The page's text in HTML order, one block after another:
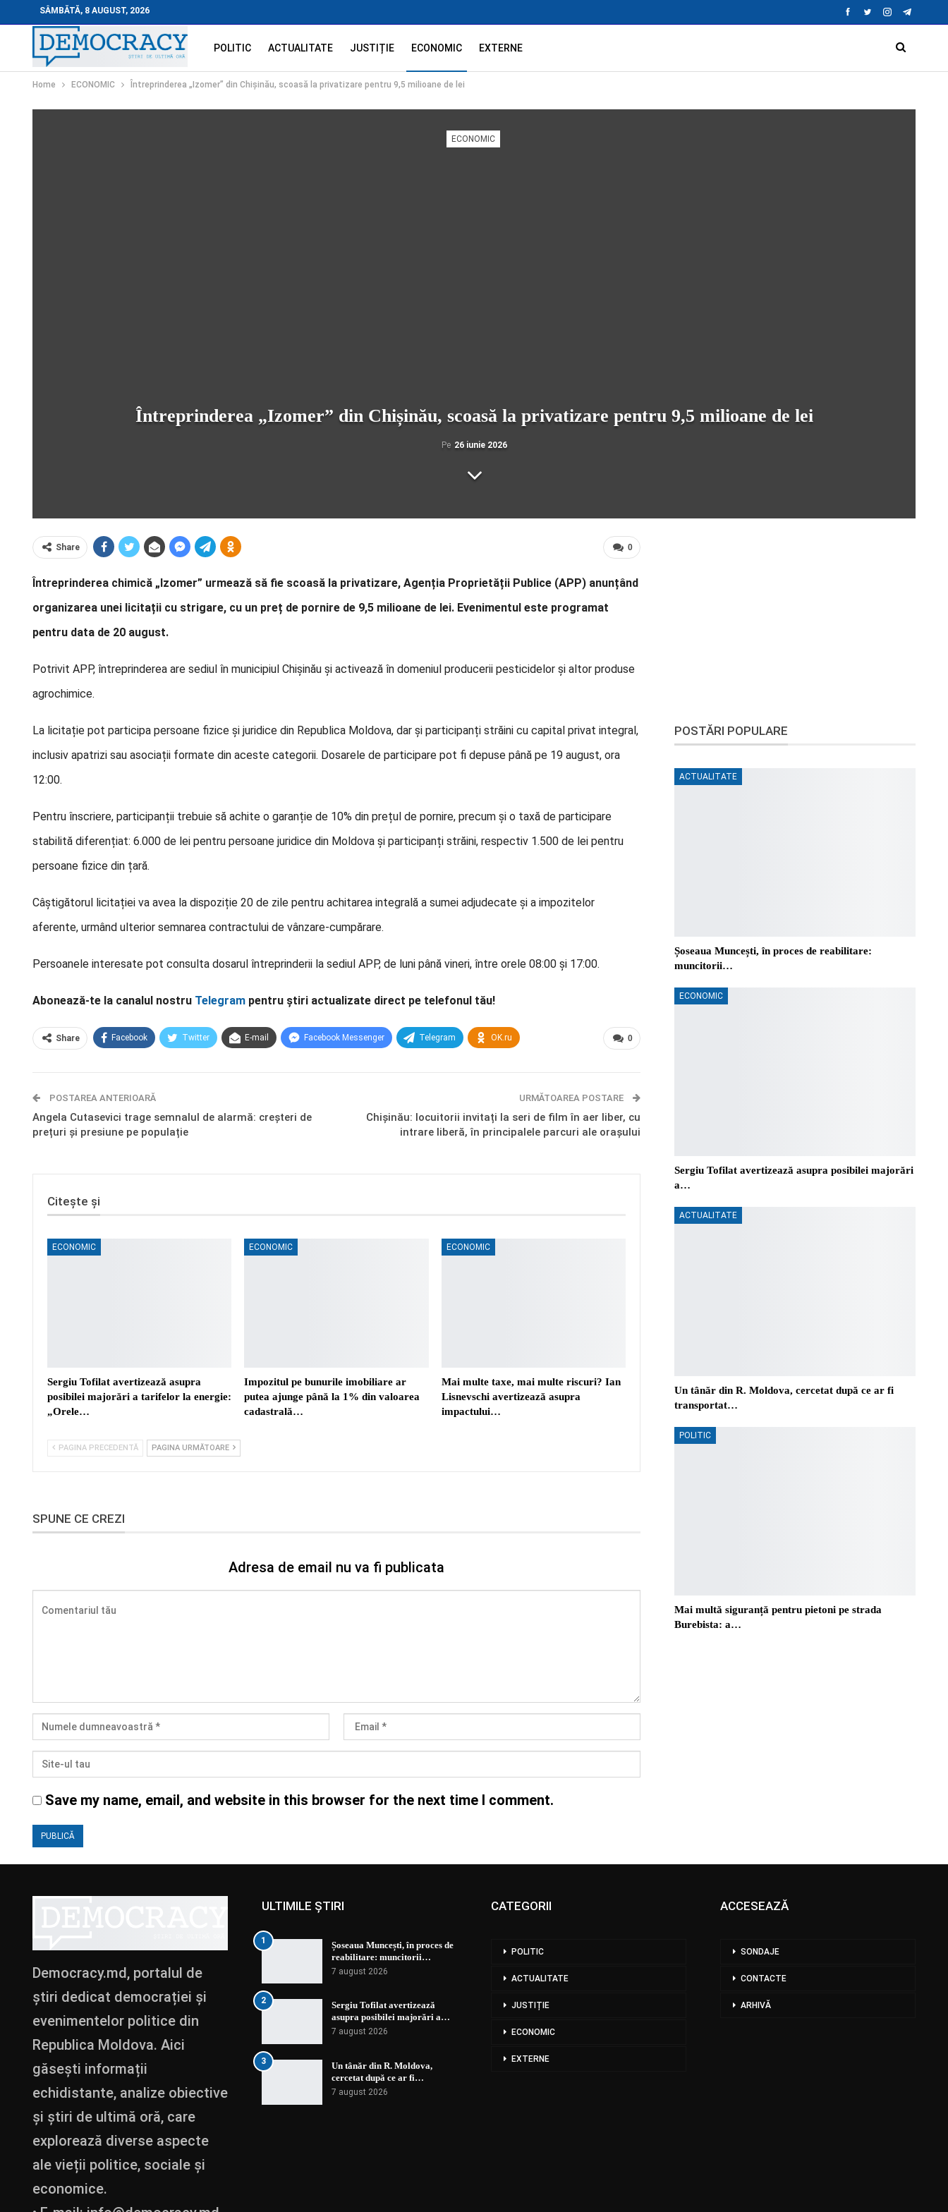
SÂMBĂTĂ, 8 AUGUST, 2026
POLITIC ACTUALITATE JUSTIȚIE ECONOMIC EXTERNE
Home ECONOMIC Întreprinderea „Izomer” din Chișinău, scoasă la privatizare pentru 9,5 milioane de lei
ECONOMIC
Întreprinderea „Izomer” din Chișinău, scoasă la privatizare pentru 9,5 milioane de lei
Pe 26 iunie 2026
0
Share
Întreprinderea chimică „Izomer” urmează să fie scoasă la privatizare, Agenția Proprietății Publice (APP) anunțând
organizarea unei licitații cu strigare, cu un preț de pornire de 9,5 milioane de lei. Evenimentul este programat
pentru data de 20 august.
Potrivit APP, întreprinderea are sediul în municipiul Chișinău și activează în domeniul producerii pesticidelor și altor produse
agrochimice.
La licitație pot participa persoane fizice și juridice din Republica Moldova, dar și participanți străini cu capital privat integral,
inclusiv apatrizi sau asociații formate din aceste categorii. Dosarele de participare pot fi depuse până pe 19 august, ora
12:00.
Pentru înscriere, participanții trebuie să achite o garanție de 10% din prețul de pornire, precum și o taxă de participare
stabilită diferențiat: 6.000 de lei pentru persoane juridice din Moldova și participanți străini, respectiv 1.500 de lei pentru
persoane fizice din țară.
Câștigătorul licitației va avea la dispoziție 20 de zile pentru achitarea integrală a sumei adjudecate și a impozitelor
aferente, urmând ulterior semnarea contractului de vânzare-cumpărare.
Persoanele interesate pot consulta dosarul întreprinderii la sediul APP, de luni până vineri, între orele 08:00 și 17:00.
Abonează-te la canalul nostru Telegram pentru știri actualizate direct pe telefonul tău!
0
Share Facebook Twitter E-mail Facebook Messenger Telegram OK.ru
POSTAREA ANTERIOARĂ
Angela Cutasevici trage semnalul de alarmă: creșteri de
prețuri și presiune pe populație
URMĂTOAREA POSTARE
Chișinău: locuitorii invitați la seri de film în aer liber, cu
intrare liberă, în principalele parcuri ale orașului
Citește și
ECONOMIC
Sergiu Tofilat avertizează asupra
posibilei majorări a tarifelor la energie:
„Orele…
ECONOMIC
Impozitul pe bunurile imobiliare ar
putea ajunge până la 1% din valoarea
cadastrală…
ECONOMIC
Mai multe taxe, mai multe riscuri? Ian
Lisnevschi avertizează asupra
impactului…
PAGINA PRECEDENTĂ PAGINA URMĂTOARE
SPUNE CE CREZI
Adresa de email nu va fi publicata
Save my name, email, and website in this browser for the next time I comment.
POSTĂRI POPULARE
ACTUALITATE
Șoseaua Muncești, în proces de reabilitare:
muncitorii…
ECONOMIC
Sergiu Tofilat avertizează asupra posibilei majorări
a…
ACTUALITATE
Un tânăr din R. Moldova, cercetat după ce ar fi
transportat…
POLITIC
Mai multă siguranță pentru pietoni pe strada
Burebista: a…
Democracy.md, portalul de
știri dedicat democrației și
evenimentelor politice din
Republica Moldova. Aici
găsești informații
echidistante, analize obiective
și știri de ultimă oră, care
explorează diverse aspecte
ale vieții politice, sociale și
economice.
ULTIMILE ȘTIRI
1
Șoseaua Muncești, în proces de
reabilitare: muncitorii…
7 august 2026
2
Sergiu Tofilat avertizează
asupra posibilei majorări a…
7 august 2026
3
Un tânăr din R. Moldova,
cercetat după ce ar fi…
7 august 2026
CATEGORII
POLITIC
ACTUALITATE
JUSTIȚIE
ECONOMIC
EXTERNE
ACCESEAZĂ
SONDAJE
CONTACTE
ARHIVĂ